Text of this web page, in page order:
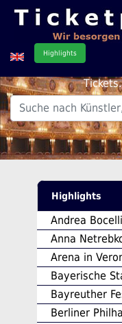
Highlights
.
Highlights
Andrea Bocelli
Anna
Arena in
Bayerische
Bayreuther
Berliner